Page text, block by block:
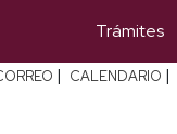
Trámites
| CALENDARIO |